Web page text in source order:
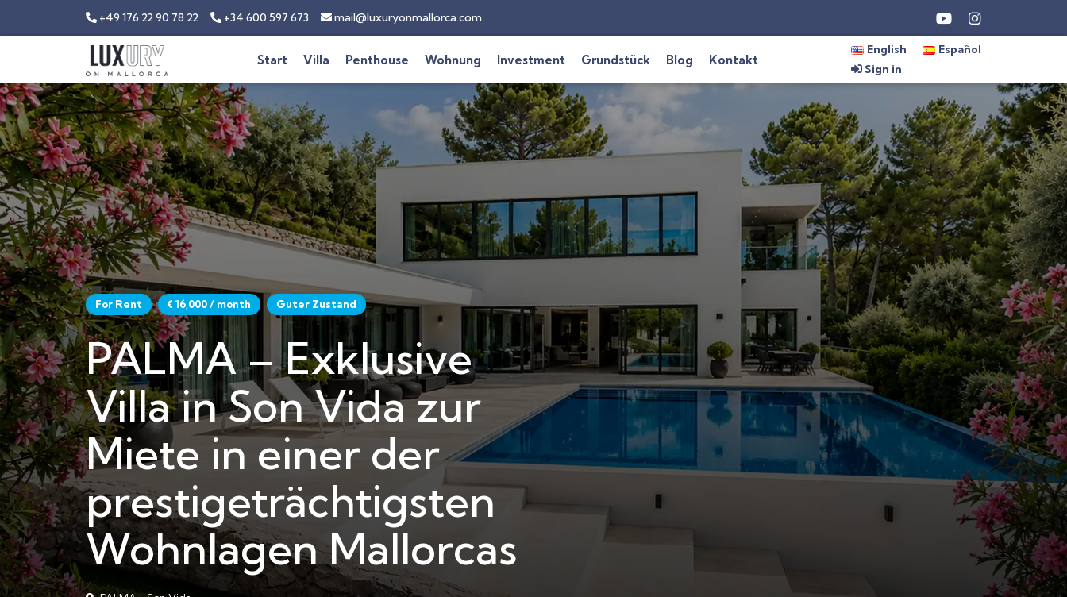
+49 176 22 90 78 22 +34 600 597 673 mail@luxuryonmallorca.com
Start Villa Penthouse Wohnung Investment Grundstück Blog Kontakt
English
Español
Sign in
For Rent € 16,000 / month Guter Zustand
PALMA – Exklusive
Villa in Son Vida zur
Miete in einer der
prestigeträchtigsten
Wohnlagen Mallorcas